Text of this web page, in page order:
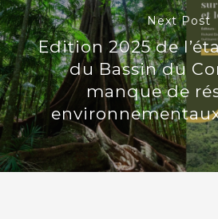
Next Post
Edition 2025 de
du Bassin du
manque de